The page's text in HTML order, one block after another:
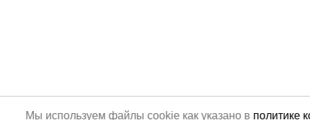
Мы используем файлы cookie как указано в политике